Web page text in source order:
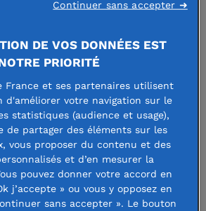
vecteur
d’inclusion
DE VOS DONNÉES EST
PRIORITÉ
France et ses partenaires utilisent
d'améliorer votre navigation sur le
statistiques (audience et usage),
de partager des éléments sur les
vous proposer du contenu et des
et d’en mesurer la
pouvez donner votre accord en
j’accepte » ou vous y opposez en
sans accepter ». Le bouton
Continuer sans accepter ➜